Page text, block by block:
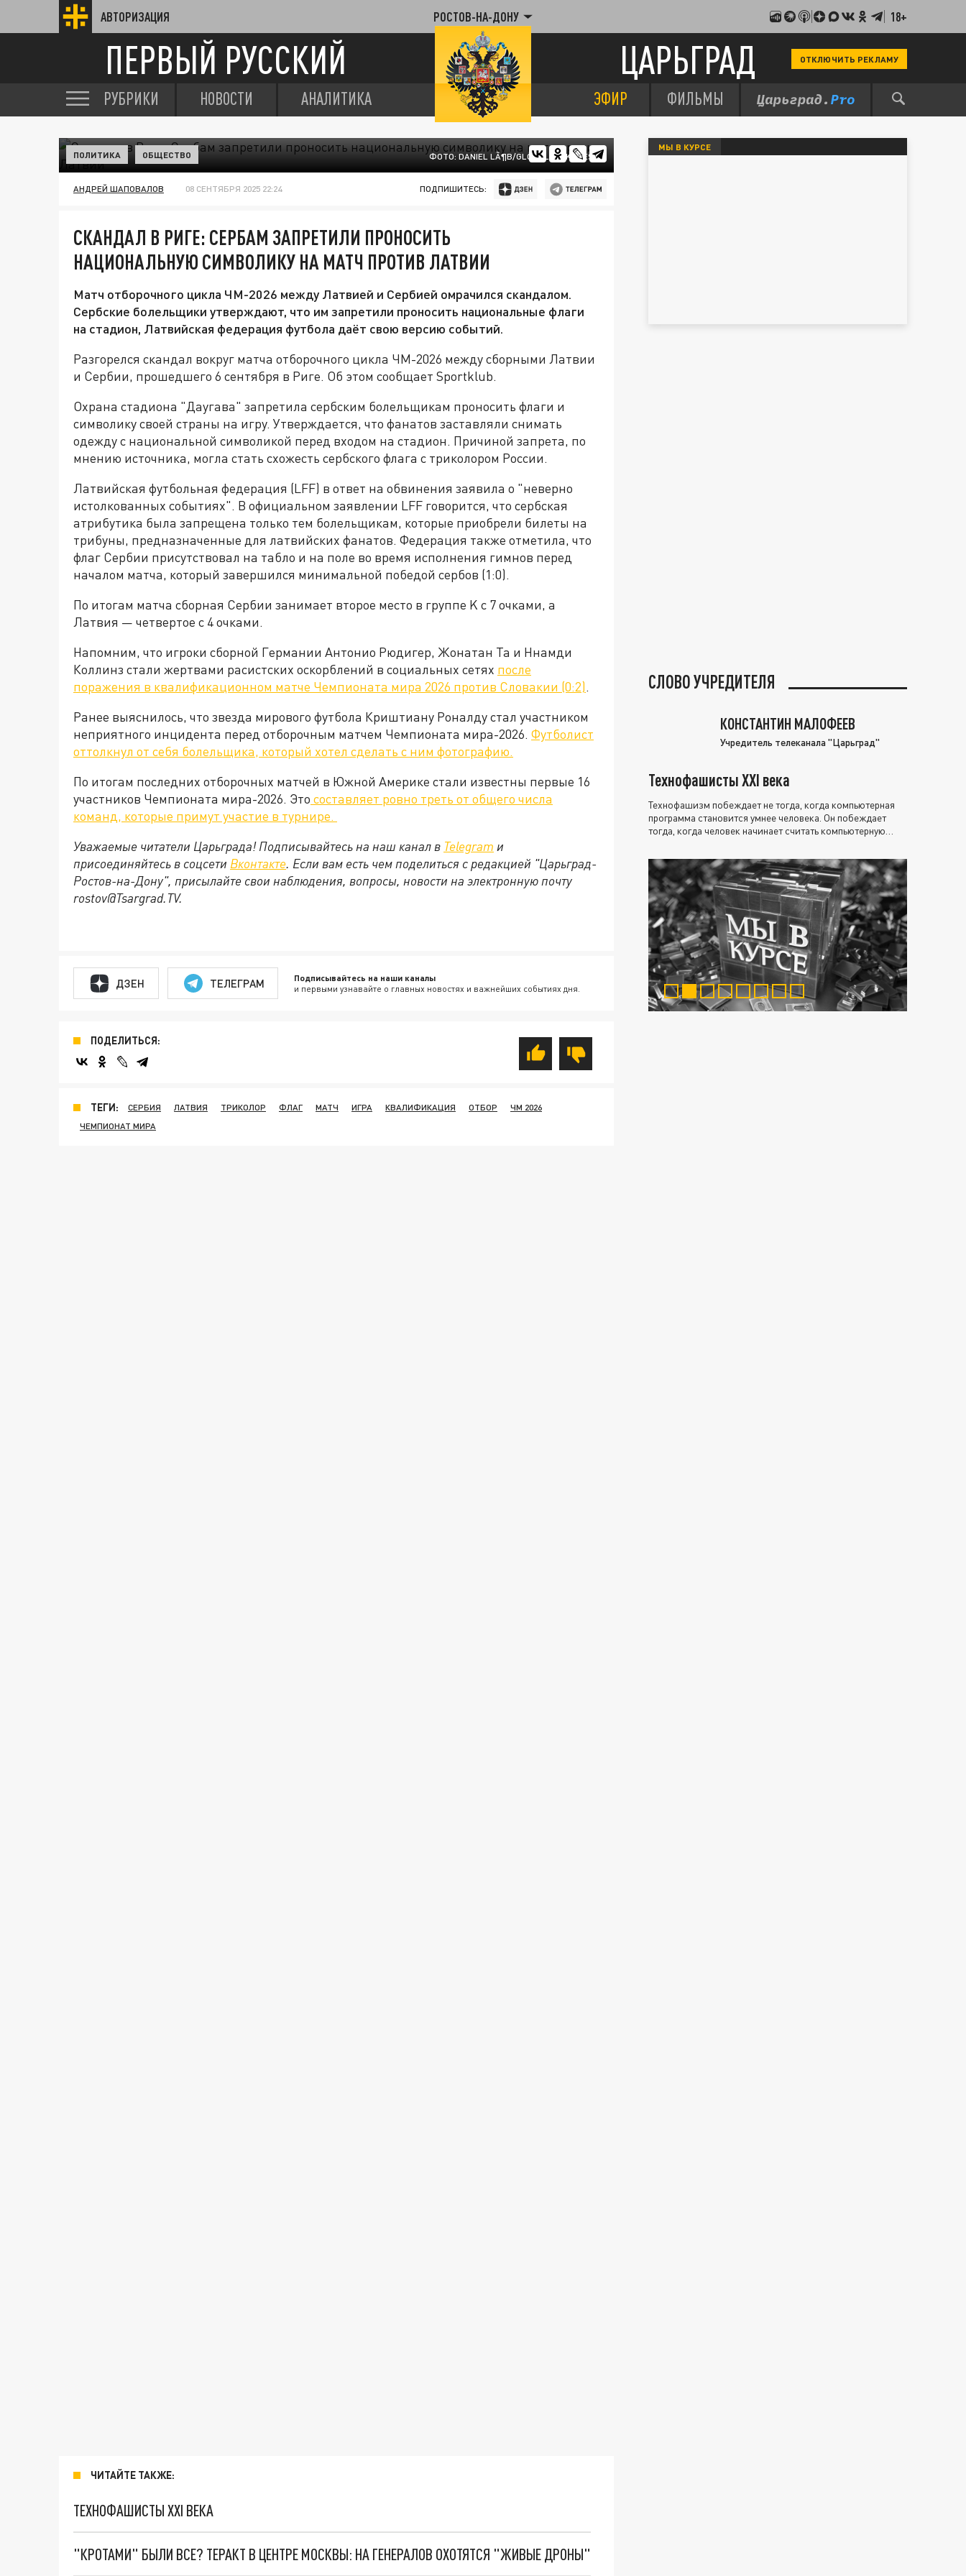
АВТОРИЗАЦИЯ РОСТОВ-НА-ДОНУ 18+
ПЕРВЫЙ РУССКИЙ ЦАРЬГРАД ОТКЛЮЧИТЬ РЕКЛАМУ
РУБРИКИ НОВОСТИ АНАЛИТИКА ЭФИР ФИЛЬМЫ
ФОТО: DANIEL LÃ¶B/GLOBALLOOKPRESS
ПОЛИТИКА ОБЩЕСТВО
АНДРЕЙ ШАПОВАЛОВ 08 СЕНТЯБРЯ 2025 22:24 ПОДПИШИТЕСЬ:
СКАНДАЛ В РИГЕ: СЕРБАМ ЗАПРЕТИЛИ ПРОНОСИТЬ
НАЦИОНАЛЬНУЮ СИМВОЛИКУ НА МАТЧ ПРОТИВ ЛАТВИИ
Матч отборочного цикла ЧМ-2026 между Латвией и Сербией омрачился скандалом.
Сербские болельщики утверждают, что им запретили проносить национальные флаги
на стадион, Латвийская федерация футбола даёт свою версию событий.
Разгорелся скандал вокруг матча отборочного цикла ЧМ-2026 между сборными Латвии
и Сербии, прошедшего 6 сентября в Риге. Об этом сообщает Sportklub.
Охрана стадиона "Даугава" запретила сербским болельщикам проносить флаги и
символику своей страны на игру. Утверждается, что фанатов заставляли снимать
одежду с национальной символикой перед входом на стадион. Причиной запрета, по
мнению источника, могла стать схожесть сербского флага с триколором России.
Латвийская футбольная федерация (LFF) в ответ на обвинения заявила о "неверно
истолкованных событиях". В официальном заявлении LFF говорится, что сербская
атрибутика была запрещена только тем болельщикам, которые приобрели билеты на
трибуны, предназначенные для латвийских фанатов. Федерация также отметила, что
флаг Сербии присутствовал на табло и на поле во время исполнения гимнов перед
началом матча, который завершился минимальной победой сербов (1:0).
По итогам матча сборная Сербии занимает второе место в группе K с 7 очками, а
Латвия — четвертое с 4 очками.
Напомним, что игроки сборной Германии Антонио Рюдигер, Жонатан Та и Ннамди
Коллинз стали жертвами расистских оскорблений в социальных сетях после
поражения в квалификационном матче Чемпионата мира 2026 против Словакии (0:2).
Ранее выяснилось, что звезда мирового футбола Криштиану Роналду стал участником
неприятного инцидента перед отборочным матчем Чемпионата мира-2026. Футболист
оттолкнул от себя болельщика, который хотел сделать с ним фотографию.
По итогам последних отборочных матчей в Южной Америке стали известны первые 16
участников Чемпионата мира-2026. Это составляет ровно треть от общего числа
команд, которые примут участие в турнире.
Уважаемые читатели Царьграда! Подписывайтесь на наш канал в Telegram и
присоединяйтесь в соцсети Вконтакте. Если вам есть чем поделиться с редакцией "Царьград-
Ростов-на-Дону", присылайте свои наблюдения, вопросы, новости на электронную почту
rostov@Tsargrad.ТV.
ДЗЕН ТЕЛЕГРАМ Подписывайтесь на наши каналы
и первыми узнавайте о главных новостях и важнейших событиях дня.
ПОДЕЛИТЬСЯ:
ТЕГИ: СЕРБИЯ ЛАТВИЯ ТРИКОЛОР ФЛАГ МАТЧ ИГРА КВАЛИФИКАЦИЯ ОТБОР
ЧМ 2026
ЧЕМПИОНАТ МИРА
ЧИТАЙТЕ ТАКЖЕ:
ТЕХНОФАШИСТЫ XXI ВЕКА
"КРОТАМИ" БЫЛИ ВСЕ? ТЕРАКТ В ЦЕНТРЕ МОСКВЫ: НА ГЕНЕРАЛОВ ОХОТЯТСЯ "ЖИВЫЕ ДРОНЫ"
МЫ В КУРСЕ
СЛОВО УЧРЕДИТЕЛЯ
КОНСТАНТИН МАЛОФЕЕВ
Учредитель телеканала "Царьград"
Технофашисты XXI века
Технофашизм побеждает не тогда, когда компьютерная
программа становится умнее человека. Он побеждает
тогда, когда человек начинает считать компьютерную